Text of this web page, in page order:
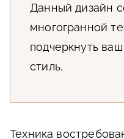
Данный дизайн
многогранной
подчеркнуть
стиль.
Техника